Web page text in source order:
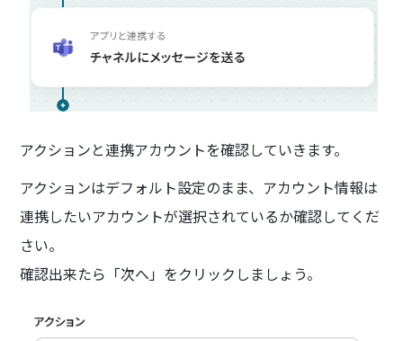
アクションと連携アカウントを確認していきます。
アクションはデフォルト設定のまま、アカウント情報は
連携したいアカウントが選択されているか確認してくだ
さい。
確認出来たら「次へ」をクリックしましょう。